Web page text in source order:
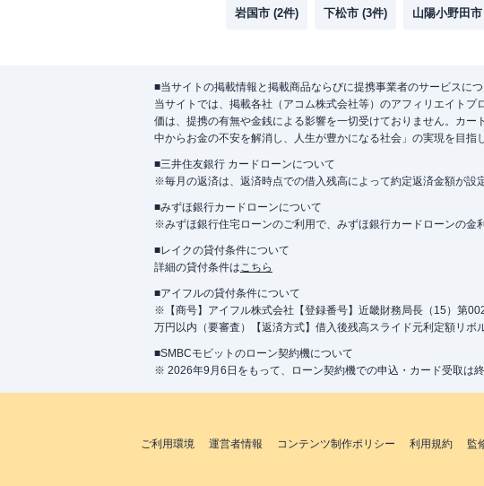
岩国市 (2件) 下松市 (3件) 山陽小野田市
■当サイトの掲載情報と掲載商品ならびに提携事業者のサービスに
当サイトでは、掲載各社（アコム株式会社等）のアフィリエイト
価は、提携の有無や金銭による影響を一切受けておりません。カ
中からお金の不安を解消し、人生が豊かになる社会」の実現を目指
■三井住友銀行 カードローンについて
※毎月の返済は、返済時点での借入残高によって約定返済金額が設
■みずほ銀行カードローンについて
※みずほ銀行住宅ローンのご利用で、みずほ銀行カードローンの金
■レイクの貸付条件について
詳細の貸付条件はこちら
■アイフルの貸付条件について
※【商号】アイフル株式会社【登録番号】近畿財務局長（15）第
万円以内（要審査）【返済方式】借入後残高スライド元利定額リ
■SMBCモビットのローン契約機について
※ 2026年9月6日をもって、ローン契約機での申込・カード受取は終
ご利用環境 運営者情報 コンテンツ制作ポリシー 利用規約 監